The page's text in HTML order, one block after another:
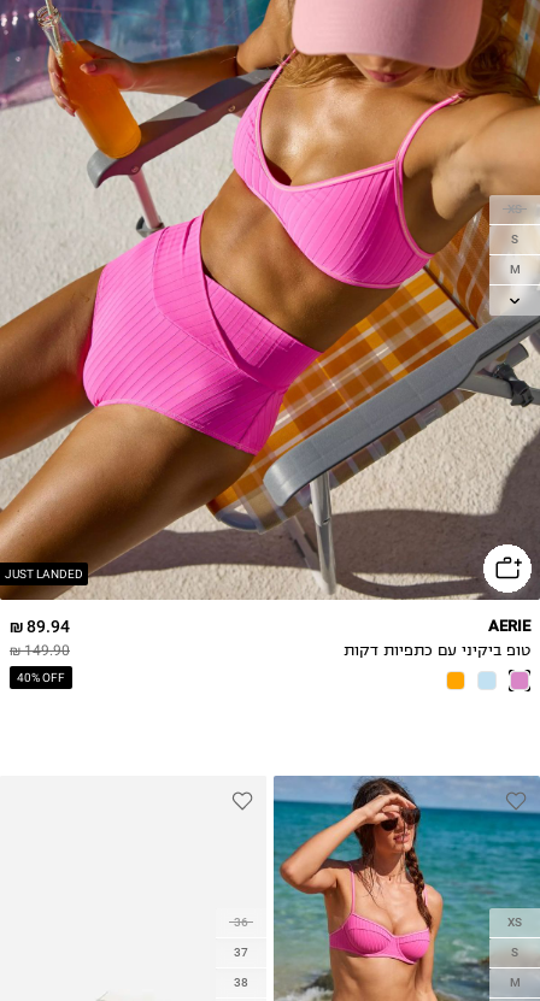
JUST LANDED
XS
S
M
L
XL
89.94 ₪
149.90 ₪
40% OFF
AERIE
טופ ביקיני עם כתפיות דקות
XS
S
M
36
37
38